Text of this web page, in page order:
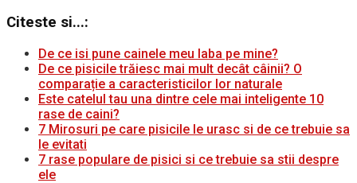
Citeste si...:
De ce isi pune cainele meu laba pe mine?
De ce pisicile trăiesc mai mult decât câinii? O
comparație a caracteristicilor lor naturale
Este catelul tau una dintre cele mai inteligente 10
rase de caini?
7 Mirosuri pe care pisicile le urasc si de ce trebuie sa
le evitati
7 rase populare de pisici si ce trebuie sa stii despre
ele